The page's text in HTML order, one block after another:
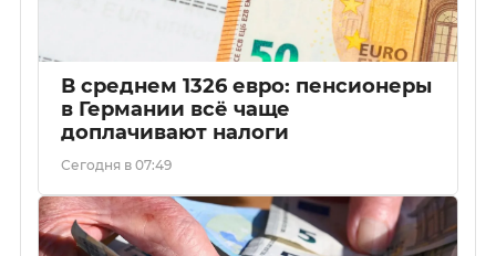
В среднем 1326 евро: пенсионеры
в Германии всё чаще
доплачивают налоги
Сегодня в 07:49